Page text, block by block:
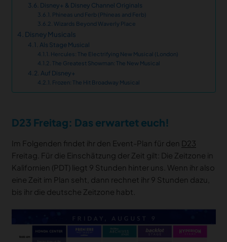
Disney+ & Disney Channel Originals
Phineas und Ferb (Phineas and Ferb)
Wizards Beyond Waverly Place
Disney Musicals
Als Stage Musical
Hercules: The Electrifying New Musical (London)
The Greatest Showman: The New Musical
Auf Disney+
Frozen: The Hit Broadway Musical
D23 Freitag: Das erwartet euch!
Im Folgenden findet ihr den Event-Plan für den D23
Freitag. Für die Einschätzung der Zeit gilt: Die Zeitzone in
Kalifornien (PDT) liegt 9 Stunden hinter uns. Wenn ihr also
eine Zeit im Plan seht, dann rechnet ihr 9 Stunden dazu,
bis ihr die deutsche Zeitzone habt.